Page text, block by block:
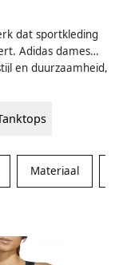
dat sportkleding
Adidas dames
en duurzaamheid,
Of je nu op zoek
collectie
Materiaal